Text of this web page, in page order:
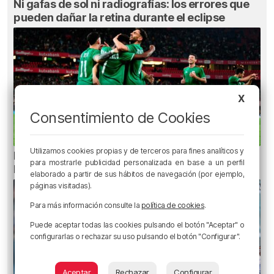
Ni gafas de sol ni radiografías: los errores que
pueden dañar la retina durante el eclipse
La oficialidad de la Euskal Selekzioa es posible
legalmente
X
Consentimiento de Cookies
Utilizamos cookies propias y de terceros para fines analíticos y
para mostrarle publicidad personalizada en base a un perfil
elaborado a partir de sus hábitos de navegación (por ejemplo,
páginas visitadas).
Para más información consulte la política de cookies.
Puede aceptar todas las cookies pulsando el botón "Aceptar" o
configurarlas o rechazar su uso pulsando el botón "Configurar".
Aceptar Rechazar Configurar